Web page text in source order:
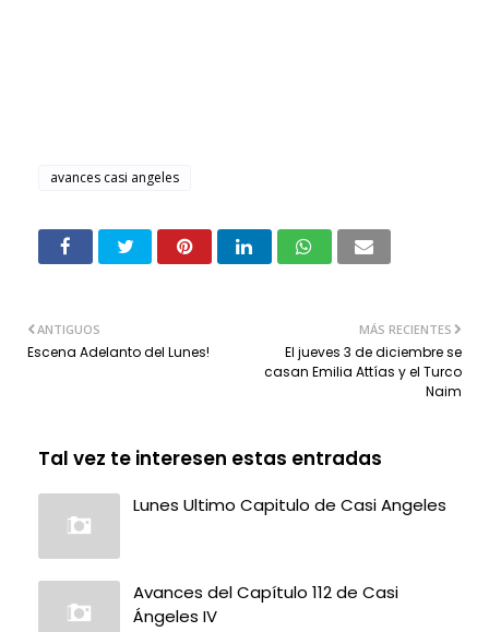
avances casi angeles
MÁS RECIENTES
El jueves 3 de diciembre se
casan Emilia Attías y el Turco
Naim
ANTIGUOS
Escena Adelanto del Lunes!
Tal vez te interesen estas entradas
Lunes Ultimo Capitulo de Casi Angeles
Avances del Capítulo 112 de Casi
Ángeles IV